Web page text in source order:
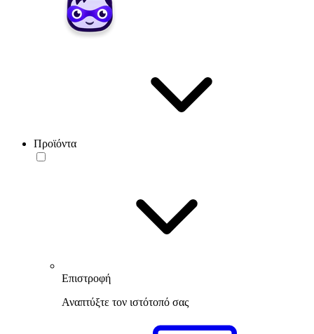
Προϊόντα
Επιστροφή
Αναπτύξτε τον ιστότοπό σας